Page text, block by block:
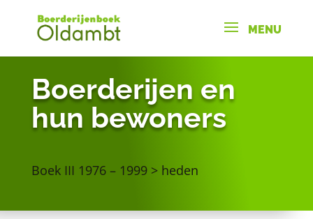
Boerderijen en
hun bewoners
Boek III 1976 – 1999 > heden